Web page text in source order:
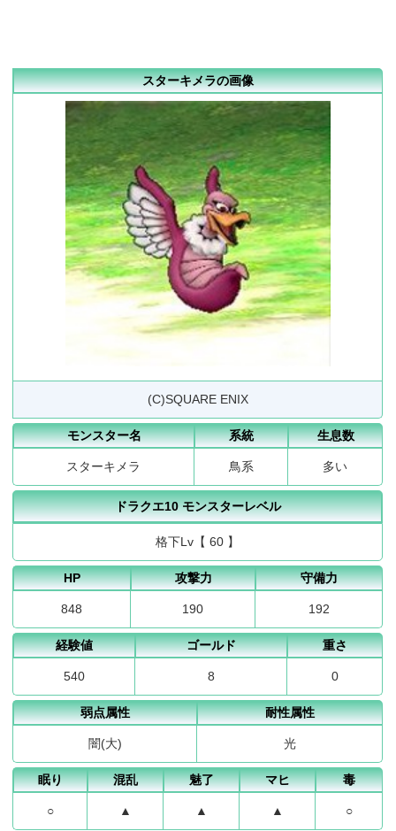
スターキメラの画像
(C)SQUARE ENIX
モンスター名 系統 生息数
スターキメラ 鳥系 多い
ドラクエ10 モンスターレベル
格下Lv【 60 】
HP 攻撃力 守備力
848 190 192
経験値 ゴールド 重さ
540 8 0
弱点属性 耐性属性
闇(大) 光
眠り 混乱 魅了 マヒ 毒
○ ▲ ▲ ▲ ○